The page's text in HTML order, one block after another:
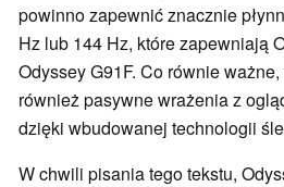
powinno zapewnić znacznie
Hz lub 144 Hz, które zapewniają
Odyssey G91F. Co równie
również pasywne wrażenia z
dzięki wbudowanej technologii
W chwili pisania tego tekstu,